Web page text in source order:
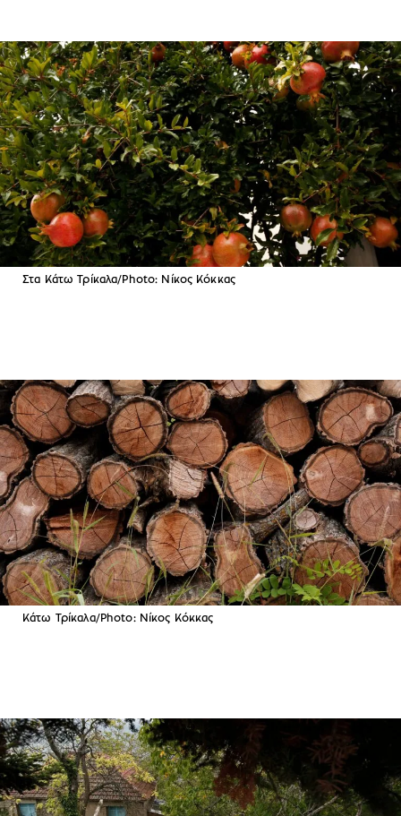
Στα Κάτω Τρίκαλα/Photo: Νίκος Κόκκας
Κάτω Τρίκαλα/Photo: Νίκος Κόκκας